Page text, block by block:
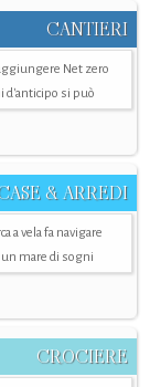
CANTIERI
Net zero
d'anticipo si può
& ARREDI
a vela fa navigare
mare di sogni
CROCIERE